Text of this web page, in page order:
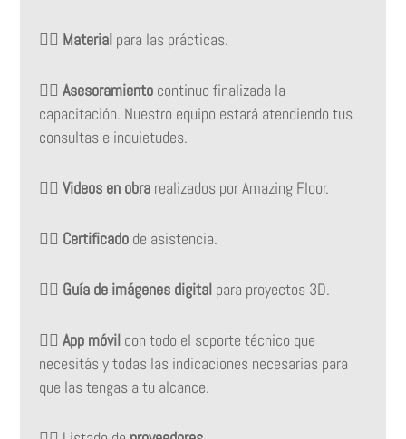
👉🏻 Materialpara las prácticas.
👉🏻 Asesoramientocontinuo finalizada la
capacitación. Nuestro equipo estará atendiendo tus
consultas e inquietudes.
👉🏻 Videos en obrarealizados por Amazing Floor.
👉🏻 Certificadode asistencia.
👉🏻 Guía de imágenes digitalpara proyectos 3D.
👉🏻 App móvilcon todo el soporte técnico que
necesitás y todas las indicaciones necesarias para
que las tengas a tu alcance.